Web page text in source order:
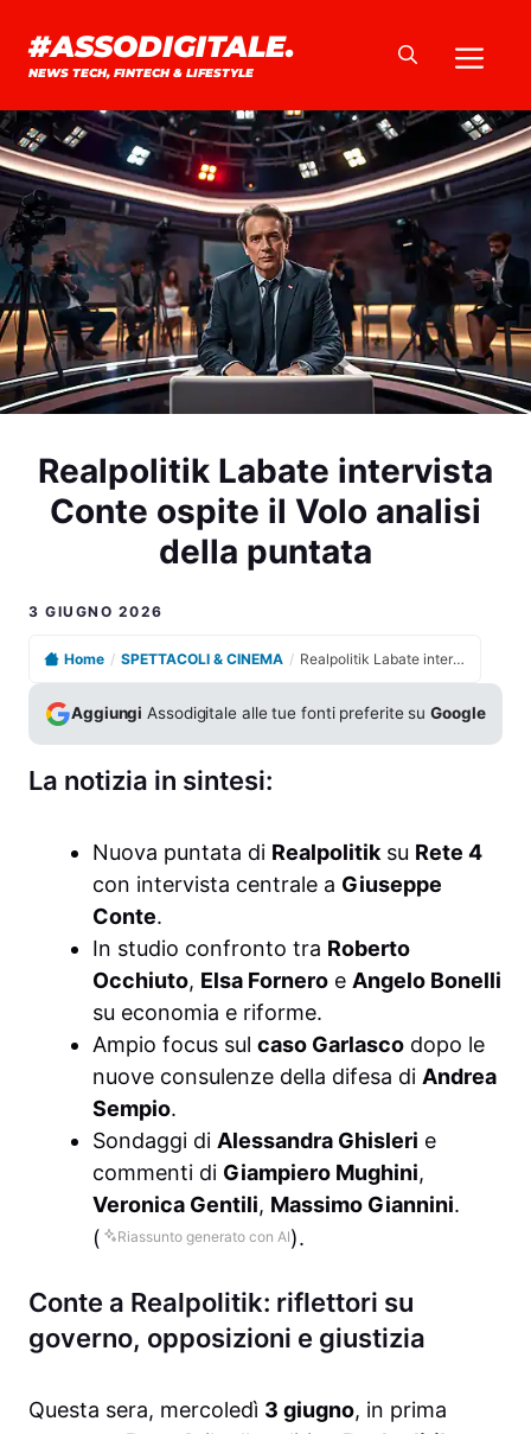
contenuto
#ASSODIGITALE.
NEWS TECH, FINTECH & LIFESTYLE
Realpolitik Labate intervista
Conte ospite il Volo analisi
della puntata
3 GIUGNO 2026
Home / SPETTACOLI & CINEMA / Realpolitik Labate intervista Conte ospite il Volo analisi della puntata
Aggiungi Assodigitale alle tue fonti preferite suGoogle
La notizia in sintesi:
Nuova puntata di Realpolitik su Rete 4
con intervista centrale a Giuseppe
Conte.
In studio confronto tra Roberto
Occhiuto, Elsa Fornero e Angelo Bonelli
su economia e riforme.
Ampio focus sul caso Garlasco dopo le
nuove consulenze della difesa di Andrea
Sempio.
Sondaggi di Alessandra Ghisleri e
commenti di Giampiero Mughini,
Veronica Gentili, Massimo Giannini.
(
Riassunto generato con AI).
Conte a Realpolitik: riflettori su
governo, opposizioni e giustizia
Questa sera, mercoledì 3 giugno, in prima